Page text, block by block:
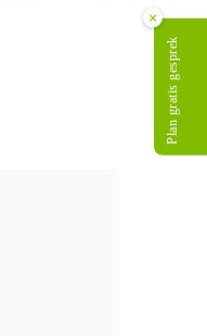
×
Plan gratis gesprek